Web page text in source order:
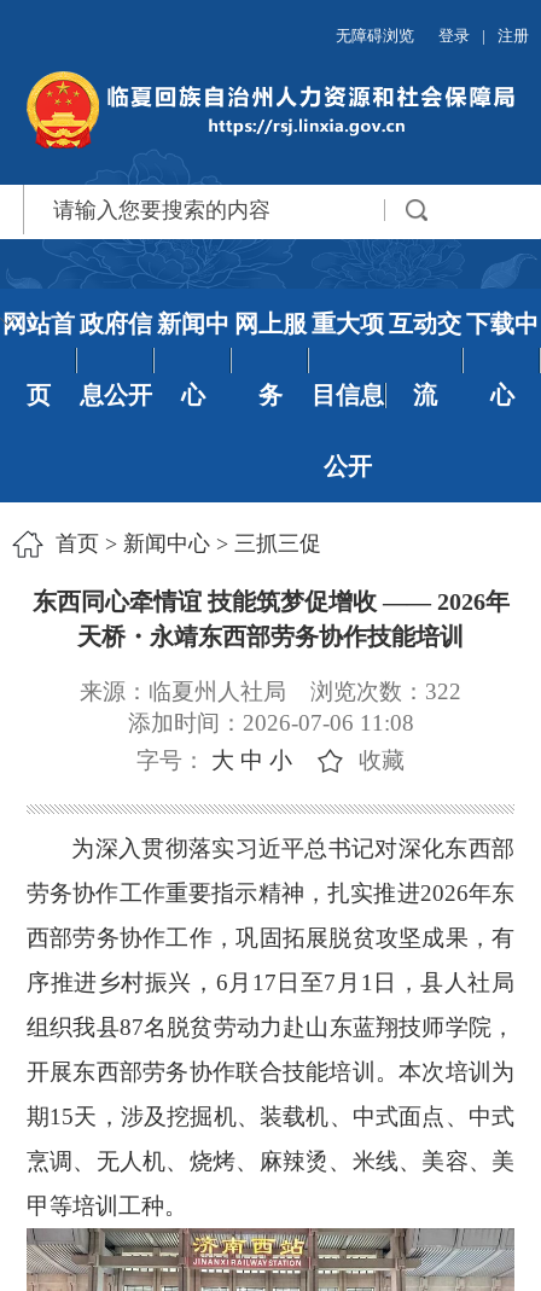
无障碍浏览 登录 | 注册
网站首
页
政府信
息公开
新闻中
心
网上服
务
重大项
目信息
公开
互动交
流
下载中
心
首页> 新闻中心> 三抓三促
东西同心牵情谊 技能筑梦促增收 —— 2026年
天桥・永靖东西部劳务协作技能培训
来源：临夏州人社局 浏览次数： 322
添加时间：2026-07-06 11:08
字号： 大 中 小 收藏
为深入贯彻落实习近平总书记对深化东西部
劳务协作工作重要指示精神，扎实推进2026年东
西部劳务协作工作，巩固拓展脱贫攻坚成果，有
序推进乡村振兴，6月17日至7月1日，县人社局
组织我县87名脱贫劳动力赴山东蓝翔技师学院，
开展东西部劳务协作联合技能培训。本次培训为
期15天，涉及挖掘机、装载机、中式面点、中式
烹调、无人机、烧烤、麻辣烫、米线、美容、美
甲等培训工种。